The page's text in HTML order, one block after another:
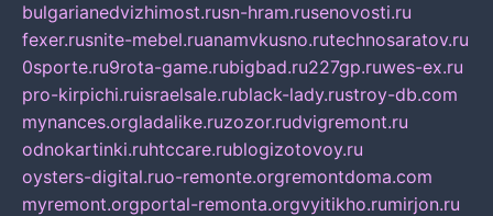
bulgarianedvizhimost.rusn-hram.rusenovosti.ru
fexer.rusnite-mebel.ruanamvkusno.rutechnosaratov.ru
0sporte.ru9rota-game.rubigbad.ru227gp.ruwes-ex.ru
pro-kirpichi.ruisraelsale.rublack-lady.rustroy-db.com
mynances.orgladalike.ruzozor.rudvigremont.ru
odnokartinki.ruhtccare.rublogizotovoy.ru
oysters-digital.ruo-remonte.orgremontdoma.com
myremont.orgportal-remonta.orgvyitikho.rumirjon.ru